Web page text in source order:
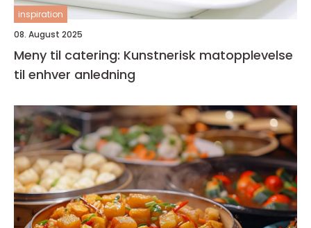
inspiration
08. August 2025
Meny til catering: Kunstnerisk matopplevelse
til enhver anledning